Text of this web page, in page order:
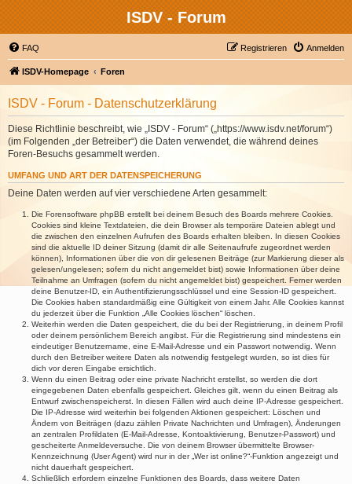
ISDV - Forum
FAQ Anmelden
Registrieren
ISDV-Homepage Foren
ISDV - Forum - Datenschutzerklärung
Diese Richtlinie beschreibt, wie „ISDV - Forum“ („https://www.isdv.net/forum“)
(im Folgenden „der Betreiber“) die Daten verwendet, die während deines
Foren-Besuchs gesammelt werden.
UMFANG UND ART DER DATENSPEICHERUNG
Deine Daten werden auf vier verschiedene Arten gesammelt:
Die Forensoftware phpBB erstellt bei deinem Besuch des Boards mehrere Cookies.
Cookies sind kleine Textdateien, die dein Browser als temporäre Dateien ablegt und
die zwischen den einzelnen Aufrufen des Boards erhalten bleiben. In diesen Cookies
sind die aktuelle ID deiner Sitzung (damit dir alle Seitenaufrufe zugeordnet werden
können), Informationen über die von dir gelesenen Beiträge (zur Markierung dieser als
gelesen/ungelesen; sofern du nicht angemeldet bist) sowie Informationen über deine
Teilnahme an Umfragen (sofern du nicht angemeldet bist) gespeichert. Ferner werden
deine Benutzer-ID, ein Authentifizierungsschlüssel und eine Session-ID gespeichert.
Die Cookies haben standardmäßig eine Gültigkeit von einem Jahr. Alle Cookies kannst
du jederzeit über die Funktion „Alle Cookies löschen“ löschen.
Weiterhin werden die Daten gespeichert, die du bei der Registrierung, in deinem Profil
oder deinem persönlichem Bereich angibst. Für die Registrierung sind mindestens ein
eindeutiger Benutzername, eine E-Mail-Adresse und ein Passwort notwendig. Wenn
durch den Betreiber weitere Daten als notwendig festgelegt wurden, so ist dies für
dich vor deren Eingabe ersichtlich.
Wenn du einen Beitrag oder eine private Nachricht erstellst, so werden die dort
eingegebenen Daten ebenfalls gespeichert. Gleiches gilt, wenn du einen Beitrag als
Entwurf zwischenspeicherst. In diesen Fällen wird auch deine IP-Adresse gespeichert.
Die IP-Adresse wird weiterhin bei folgenden Aktionen gespeichert: Löschen und
Ändern von Beiträgen (dazu zählen Private Nachrichten und Umfragen), Änderungen
an zentralen Profildaten (E-Mail-Adresse, Kontoaktivierung, Benutzer-Passwort) und
gescheiterte Anmeldeversuche. Die von deinem Browser übermittelte Browser-
Kennzeichnung (User Agent) wird nur in der „Wer ist online?“-Funktion angezeigt und
nicht dauerhaft gespeichert.
Schließlich erfordern einzelne Funktionen des Boards, dass weitere Daten